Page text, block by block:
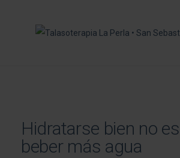
Hidratarse bien no
beber más agua